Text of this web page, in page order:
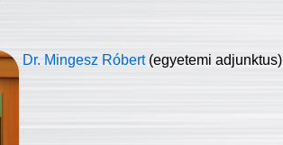
Dr. Mingesz Róbert (egyetemi adjunktus)